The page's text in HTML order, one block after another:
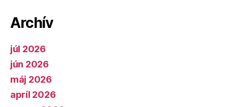
Archív
júl 2026
jún 2026
máj 2026
apríl 2026